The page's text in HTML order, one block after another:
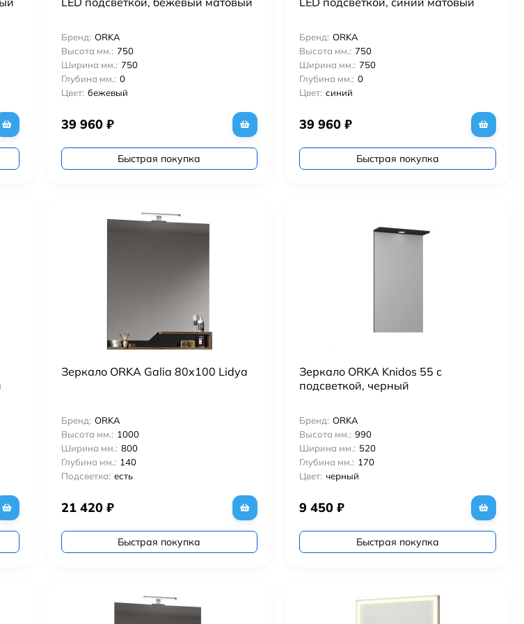
Бренд: ORKA
Высота мм.: 750
Ширина мм.: 750
Глубина мм.: 0
Цвет: бежевый
39 960 ₽
Быстрая покупка
Бренд: ORKA
Высота мм.: 750
Ширина мм.: 750
Глубина мм.: 0
Цвет: синий
39 960₽
Быстрая покупка
Зеркало ORKA Galia 80x100 Lidya
Бренд: ORKA
Высота мм.: 1000
Ширина мм.: 800
Глубина мм.: 140
Подсветка: есть
21 420 ₽
Быстрая покупка
Зеркало ORKA Knidos 55 с
подсветкой, черный
Бренд: ORKA
Высота мм.: 990
Ширина мм.: 520
Глубина мм.: 170
Цвет: черный
9 450₽
Быстрая покупка